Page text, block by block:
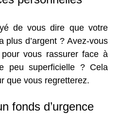
de vous dire que votre
plus d’argent ? Avez-vous
vous rassurer face à
peu superficielle ? Cela
que vous regretterez.
fonds d’urgence